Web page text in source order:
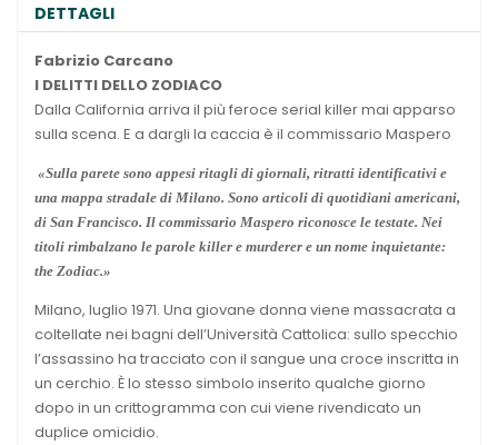
DETTAGLI
Fabrizio Carcano
I DELITTI DELLO ZODIACO
Dalla California arriva il più feroce serial killer mai apparso
sulla scena. E a dargli la caccia è il commissario Maspero
«Sulla parete sono appesi ritagli di giornali, ritratti identificativi e
una mappa stradale di Milano. Sono articoli di quotidiani americani,
di San Francisco. Il commissario Maspero riconosce le testate. Nei
titoli rimbalzano le parole killer e murderer e un nome inquietante:
the Zodiac.»
Milano, luglio 1971. Una giovane donna viene massacrata a
coltellate nei bagni dell’Università Cattolica: sullo specchio
l’assassino ha tracciato con il sangue una croce inscritta in
un cerchio. È lo stesso simbolo inserito qualche giorno
dopo in un crittogramma con cui viene rivendicato un
duplice omicidio.